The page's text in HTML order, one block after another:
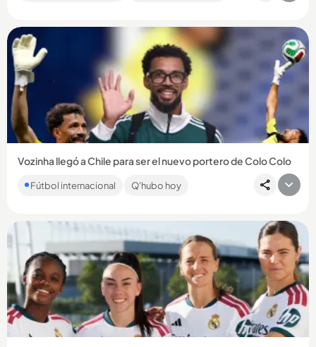
Compartir Noticia
Vozinha llegó a Chile para ser el nuevo portero de Colo Colo
oficialmente este martes, 4 de agosto, en el Estadio
Fútbol internacional Q'hubo hoy
Compartir Noticia